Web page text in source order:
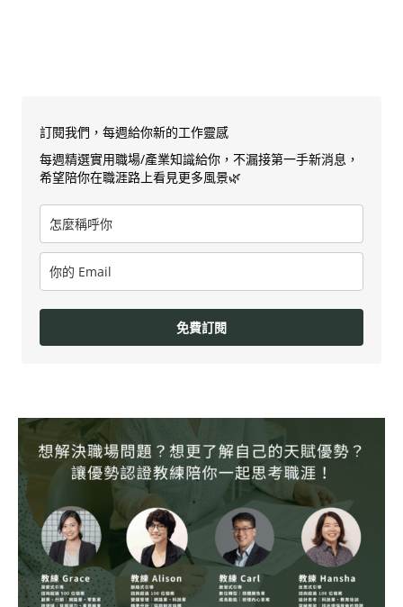
訂閱我們，每週給你新的工作靈感
每週精選實用職場/產業知識給你，不漏接第一手新消息，
希望陪你在職涯路上看見更多風景🌿
免費訂閱